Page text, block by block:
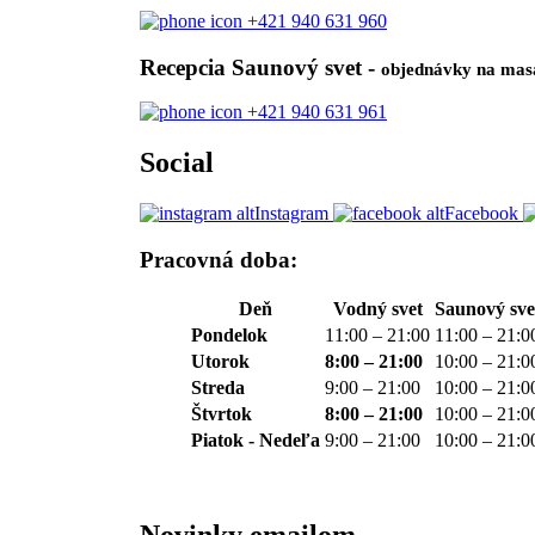
+421 940 631 960
Recepcia Saunový svet - objednávky na
+421 940 631 961
Social
Instagram Facebook
Pracovná doba:
Deň Vodný svet
Saunový
Pondelok
11:00 – 21:00 11:00 –
Utorok
8:00 – 21:00
10:00 –
Streda
9:00 – 21:00
10:00 –
Štvrtok
8:00 – 21:00
10:00 –
Piatok - Nedeľa 9:00 – 21:00 10:00 –